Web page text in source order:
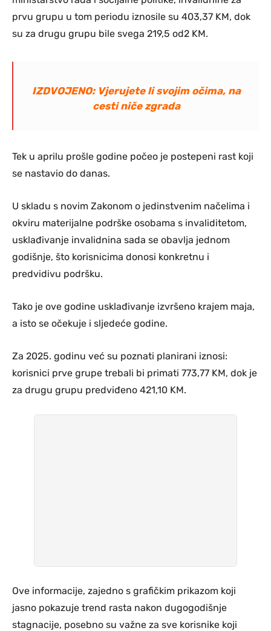
prvu grupu u tom periodu iznosile su 403,37 KM, dok
su za drugu grupu bile svega 219,5 od2 KM.
IZDVOJENO: Vjerujete li svojim očima, na
cesti niče zgrada
Tek u aprilu prošle godine počeo je postepeni rast koji
se nastavio do danas.
U skladu s novim Zakonom o jedinstvenim načelima i
okviru materijalne podrške osobama s invaliditetom,
usklađivanje invalidnina sada se obavlja jednom
godišnje, što korisnicima donosi konkretnu i
predvidivu podršku.
Tako je ove godine usklađivanje izvršeno krajem maja,
a isto se očekuje i sljedeće godine.
Za 2025. godinu već su poznati planirani iznosi:
korisnici prve grupe trebali bi primati 773,77 KM, dok je
za drugu grupu predviđeno 421,10 KM.
Ove informacije, zajedno s grafičkim prikazom koji
jasno pokazuje trend rasta nakon dugogodišnje
stagnacije, posebno su važne za sve korisnike koji